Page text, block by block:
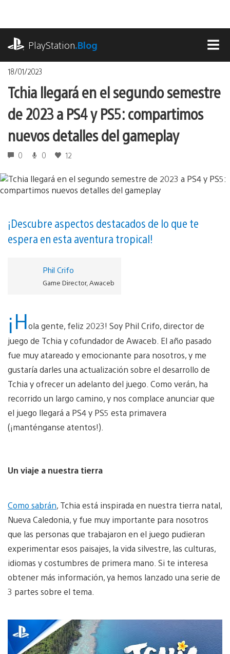
contenido
PlayStation.Blog
18/01/2023
Tchia llegará en el segundo semestre
de 2023 a PS4 y PS5: compartimos
nuevos detalles del gameplay
0 0 12
¡Descubre aspectos destacados de lo que te
espera en esta aventura tropical!
Phil Crifo
Game Director, Awaceb
¡Hola gente, feliz 2023! Soy Phil Crifo, director de
juego de Tchia y cofundador de Awaceb. El año pasado
fue muy atareado y emocionante para nosotros, y me
gustaría darles una actualización sobre el desarrollo de
Tchia y ofrecer un adelanto del juego. Como verán, ha
recorrido un largo camino, y nos complace anunciar que
el juego llegará a PS4 y PS5 esta primavera
(¡manténganse atentos!).
Un viaje a nuestra tierra
Como sabrán, Tchia está inspirada en nuestra tierra natal,
Nueva Caledonia, y fue muy importante para nosotros
que las personas que trabajaron en el juego pudieran
experimentar esos paisajes, la vida silvestre, las culturas,
idiomas y costumbres de primera mano. Si te interesa
obtener más información, ya hemos lanzado una serie de
3 partes sobre el tema.